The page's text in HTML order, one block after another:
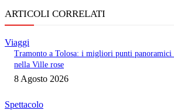
ARTICOLI CORRELATI
Viaggi
Tramonto a Tolosa: i migliori punti panoramici
nella Ville rose
8 Agosto 2026
Spettacolo